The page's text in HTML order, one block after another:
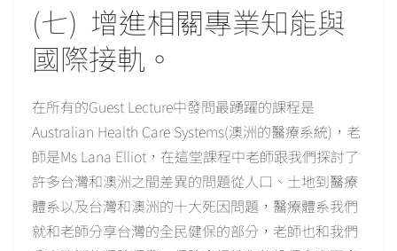
(七) 增進相關專業知能與
國際接軌。
在所有的Guest Lecture中發問最踴躍的課程是
Australian Health Care Systems(澳洲的醫療系統)，老
師是Ms Lana Elliot，在這堂課程中老師跟我們探討了
許多台灣和澳洲之間差異的問題從人口、土地到醫療
體系以及台灣和澳洲的十大死因問題，醫療體系我們
就和老師分享台灣的全民健保的部分，老師也和我們